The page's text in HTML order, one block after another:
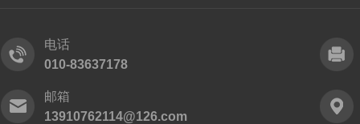
电话
010-83637178
邮箱
13910762114@126.com